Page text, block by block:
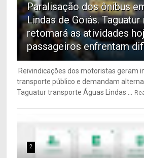
Paralisação dos ônibus
Lindas de Goiás. Taguatur
retomará as atividades
passageiros enfrentam
Reivindicações dos motoristas geram
transporte público e demandam
Taguatur transporte Águas Lindas ...
2